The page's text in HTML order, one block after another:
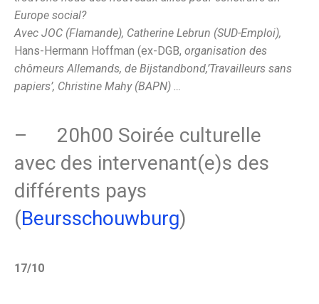
Europe social?
Avec JOC (Flamande), Catherine Lebrun (SUD-Emploi),
Hans-Hermann Hoffman (ex-DGB, organisation des
chômeurs Allemands, de Bijstandbond,’Travailleurs sans
papiers’, Christine Mahy (BAPN) …
– 20h00 Soirée culturelle
avec des intervenant(e)s des
différents pays
(Beursschouwburg)
17/10